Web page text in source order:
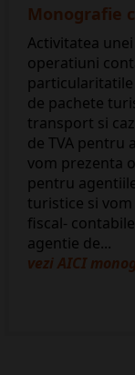
​Monografie
Activitatea
operatiuni
de pachete
transport si
de TVA pentru
vom prezenta
pentru
turistice si
fiscal-
agentie de...
vezi AICI